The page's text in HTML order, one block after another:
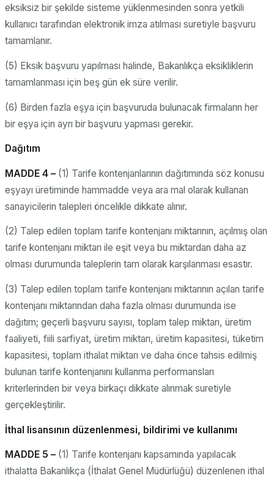
eksiksiz bir şekilde sisteme yüklenmesinden sonra yetkili
kullanıcı tarafından elektronik imza atılması suretiyle başvuru
tamamlanır.
(5) Eksik başvuru yapılması halinde, Bakanlıkça eksikliklerin
tamamlanması için beş gün ek süre verilir.
(6) Birden fazla eşya için başvuruda bulunacak firmaların her
bir eşya için ayrı bir başvuru yapması gerekir.
Dağıtım
MADDE 4 – (1) Tarife kontenjanlarının dağıtımında söz konusu
eşyayı üretiminde hammadde veya ara mal olarak kullanan
sanayicilerin talepleri öncelikle dikkate alınır.
(2) Talep edilen toplam tarife kontenjanı miktarının, açılmış olan
tarife kontenjanı miktarı ile eşit veya bu miktardan daha az
olması durumunda taleplerin tam olarak karşılanması esastır.
(3) Talep edilen toplam tarife kontenjanı miktarının açılan tarife
kontenjanı miktarından daha fazla olması durumunda ise
dağıtım; geçerli başvuru sayısı, toplam talep miktarı, üretim
faaliyeti, fiili sarfiyat, üretim miktarı, üretim kapasitesi, tüketim
kapasitesi, toplam ithalat miktarı ve daha önce tahsis edilmiş
bulunan tarife kontenjanını kullanma performansları
kriterlerinden bir veya birkaçı dikkate alınmak suretiyle
gerçekleştirilir.
İthal lisansının düzenlenmesi, bildirimi ve kullanımı
MADDE 5 – (1) Tarife kontenjanı kapsamında yapılacak
ithalatta Bakanlıkça (İthalat Genel Müdürlüğü) düzenlenen ithal